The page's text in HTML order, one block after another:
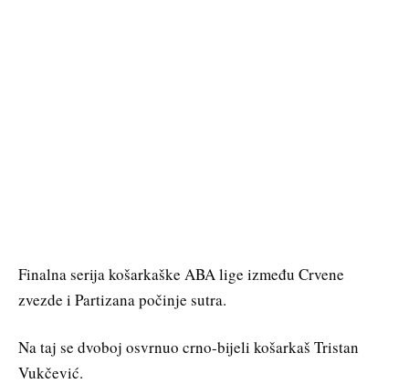
Finalna serija košarkaške ABA lige između Crvene
zvezde i Partizana počinje sutra.
Na taj se dvoboj osvrnuo crno-bijeli košarkaš Tristan
Vukčević.